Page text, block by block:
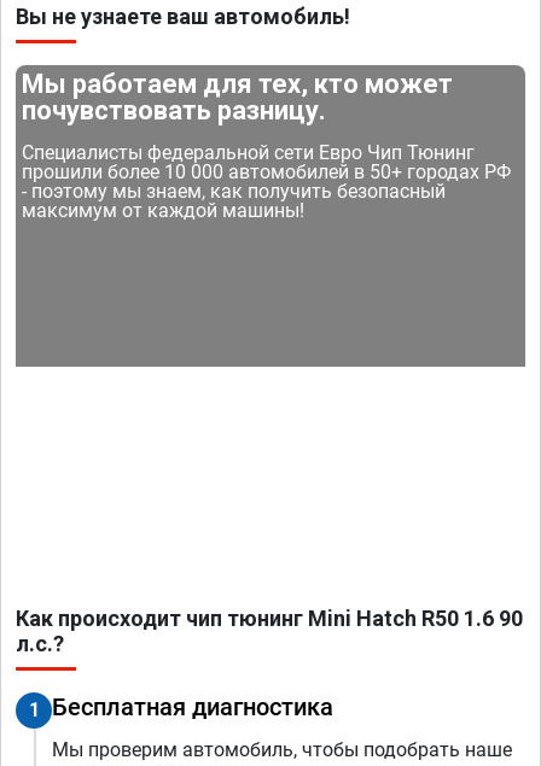
Вы не узнаете ваш автомобиль!
Мы работаем для тех, кто может
почувствовать разницу.
Специалисты федеральной сети Евро Чип Тюнинг
прошили более 10 000 автомобилей в 50+ городах РФ
- поэтому мы знаем, как получить безопасный
максимум от каждой машины!
Как происходит чип тюнинг Mini Hatch R50 1.6 90
л.с.?
1 Бесплатная диагностика
Мы проверим автомобиль, чтобы подобрать наше